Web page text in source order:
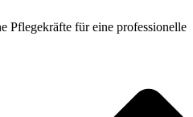
Pflegekräfte für eine professionelle